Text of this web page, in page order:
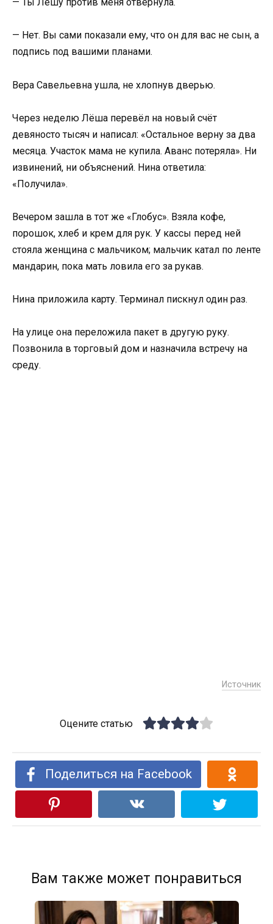
— Нет. Вы сами показали ему, что он для вас не сын, а
подпись под вашими планами.
Вера Савельевна ушла, не хлопнув дверью.
Через неделю Лёша перевёл на новый счёт
девяносто тысяч и написал: «Остальное верну за два
месяца. Участок мама не купила. Аванс потеряла». Ни
извинений, ни объяснений. Нина ответила:
«Получила».
Вечером зашла в тот же «Глобус». Взяла кофе,
порошок, хлеб и крем для рук. У кассы перед ней
стояла женщина с мальчиком; мальчик катал по ленте
мандарин, пока мать ловила его за рукав.
Нина приложила карту. Терминал пискнул один раз.
На улице она переложила пакет в другую руку.
Позвонила в торговый дом и назначила встречу на
среду.
Источник
Оцените статью
Поделиться на Facebook
Вам также может понравиться